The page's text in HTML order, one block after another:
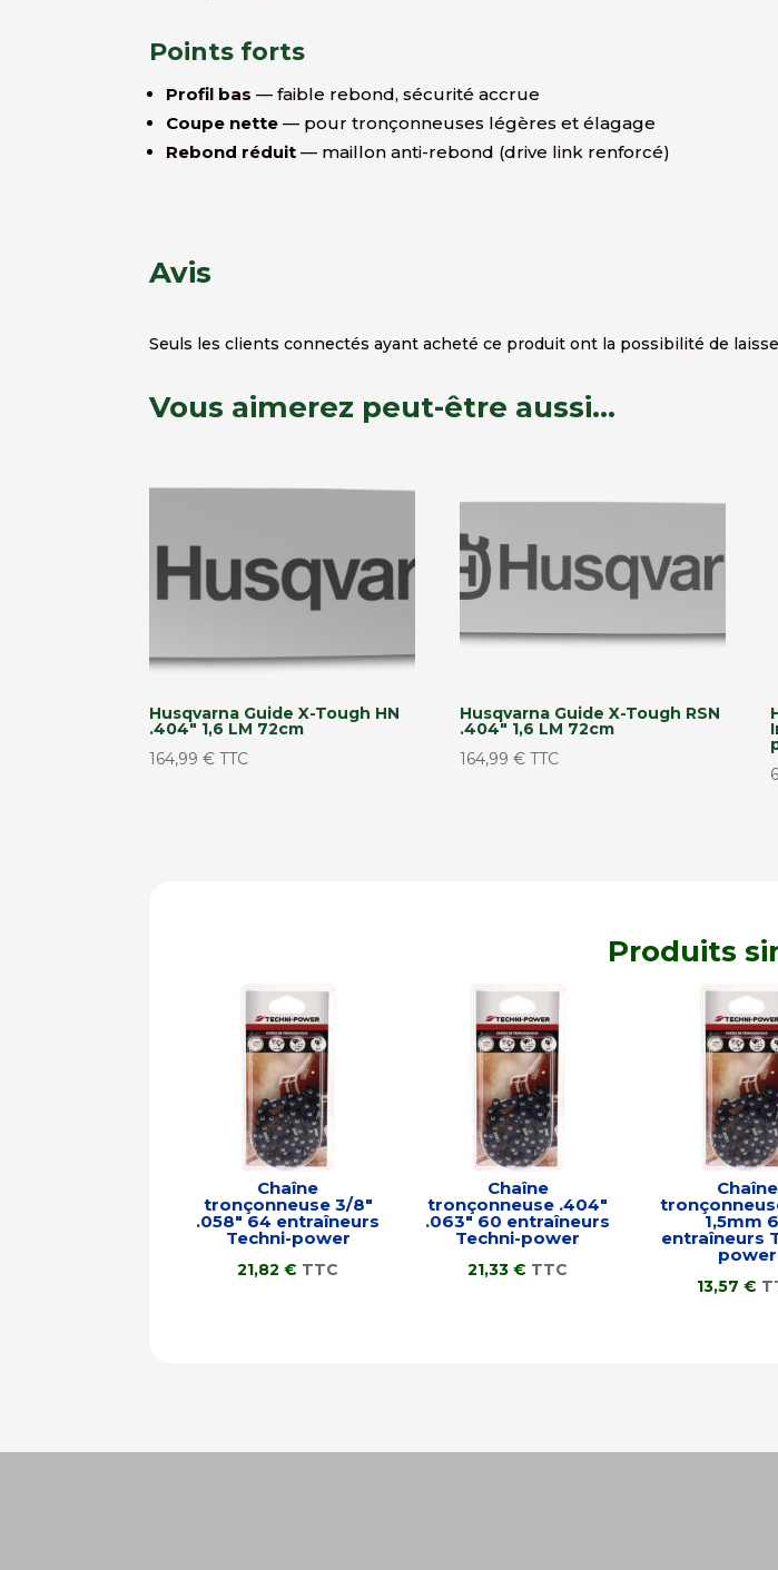
Points forts
Profil bas — faible rebond, sécurité accrue
Coupe nette — pour tronçonneuses légères et élagage
Rebond réduit — maillon anti-rebond (drive link renforcé)
Avis
Seuls les clients connectés ayant acheté ce produit ont la possibilité de
Vous aimerez peut-être aussi…
Husqvarna Guide X-Tough HN
.404″ 1,6 LM 72cm
164,99€ TTC
Husqvarna Guide X-Tough RSN
.404″ 1,6 LM 72cm
164,99€ TTC
Produits
Chaîne
tronçonneuse 3/8″
.058″ 64 entraîneurs
Techni-power
21,82€ TTC
Chaîne
tronçonneuse .404″
.063″ 60 entraîneurs
Techni-power
21,33€ TTC
Chaîne
1,5mm
entraîneurs
power
13,57€